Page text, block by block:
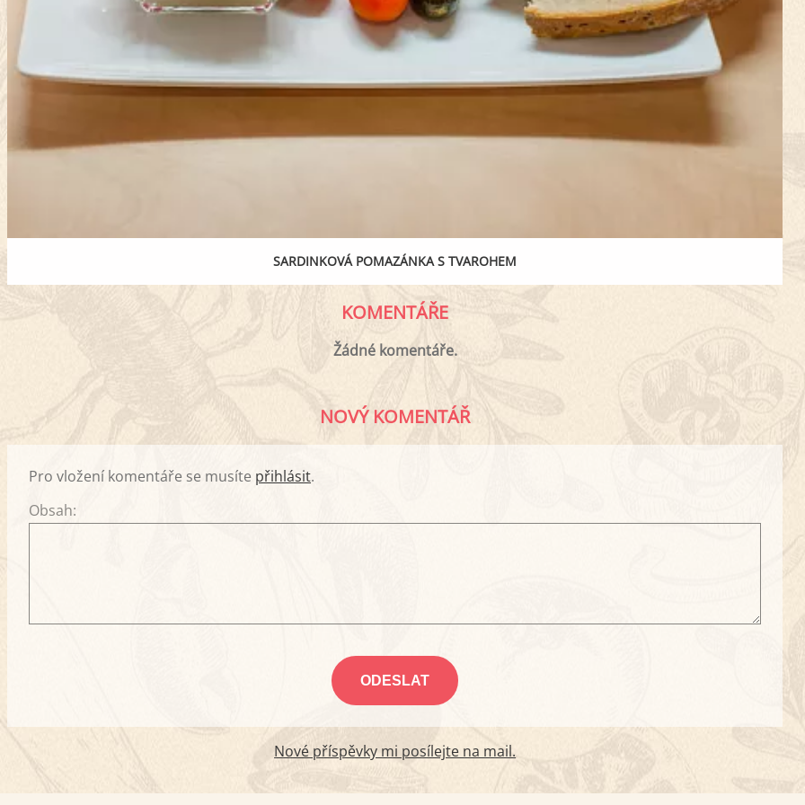
SARDINKOVÁ POMAZÁNKA S TVAROHEM
KOMENTÁŘE
Žádné komentáře.
NOVÝ KOMENTÁŘ
Pro vložení komentáře se musíte přihlásit.
Obsah:
Nové příspěvky mi posílejte na mail.